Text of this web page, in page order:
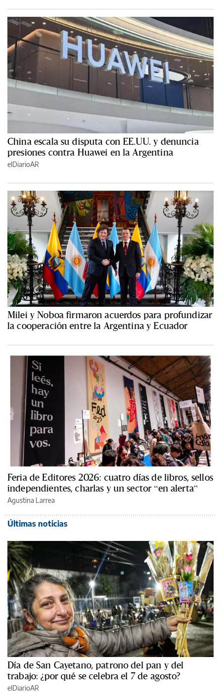
China escala su disputa con EE.UU. y denuncia
presiones contra Huawei en la Argentina
elDiarioAR
Milei y Noboa firmaron acuerdos para profundizar
la cooperación entre la Argentina y Ecuador
Feria de Editores 2026: cuatro días de libros, sellos
independientes, charlas y un sector “en alerta”
Agustina Larrea
Últimas noticias
Día de San Cayetano, patrono del pan y del
trabajo: ¿por qué se celebra el 7 de agosto?
elDiarioAR